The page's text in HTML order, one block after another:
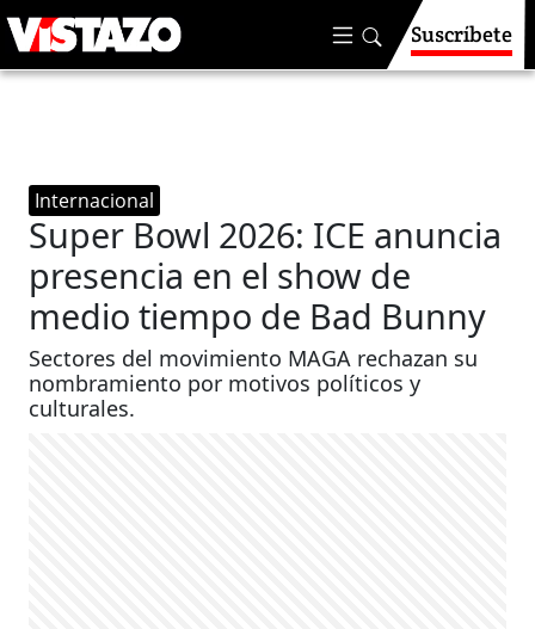
Suscríbete
Internacional
Super Bowl 2026: ICE anuncia
presencia en el show de
medio tiempo de Bad Bunny
Sectores del movimiento MAGA rechazan su
nombramiento por motivos políticos y
culturales.